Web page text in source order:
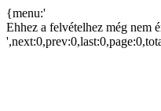
{menu:'
Ehhez a felvételhez még nem